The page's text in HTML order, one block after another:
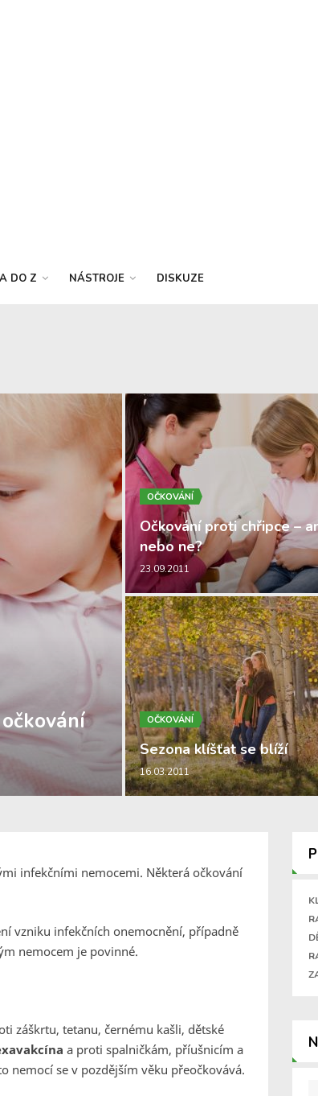
DO Z NÁSTROJE DISKUZE
OČKOVÁNÍ
Očkování proti chřipce –
nebo ne?
23.09.2011
OČKOVÁNÍ
Sezona klíšťat se blíží
16.03.2011
infekčními nemocemi. Některá očkování
vzniku infekčních onemocnění, případně
nemocem je povinné.
záškrtu, tetanu, černému kašli, dětské
a proti spalničkám, příušnicím a
nemocí se v pozdějším věku přeočkovává.